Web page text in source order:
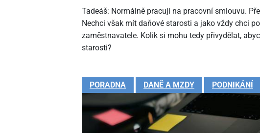
Tadeáš: Normálně pracuji na pracovní smlouvu.
Nechci však mít daňové starosti a jako vždy chci
zaměstnavatele. Kolik si mohu tedy přivydělat,
starosti?
PORADNA DANĚ A MZDY PODNIKÁNÍ